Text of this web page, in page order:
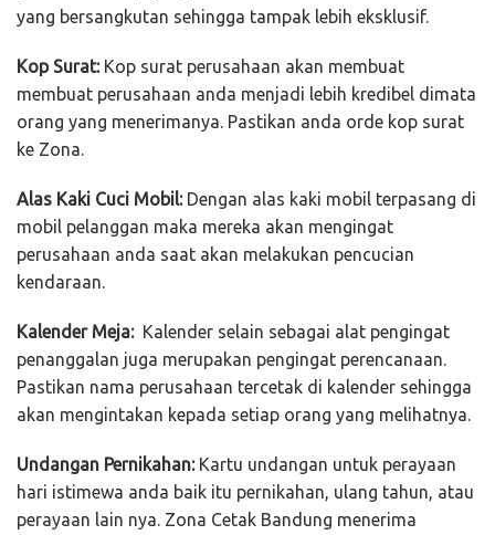
yang bersangkutan sehingga tampak lebih eksklusif.
Kop Surat:Kop surat perusahaan akan membuat
membuat perusahaan anda menjadi lebih kredibel dimata
orang yang menerimanya. Pastikan anda orde kop surat
ke Zona.
Alas Kaki Cuci Mobil:Dengan alas kaki mobil terpasang di
mobil pelanggan maka mereka akan mengingat
perusahaan anda saat akan melakukan pencucian
kendaraan.
Kalender Meja:Kalender selain sebagai alat pengingat
penanggalan juga merupakan pengingat perencanaan.
Pastikan nama perusahaan tercetak di kalender sehingga
akan mengintakan kepada setiap orang yang melihatnya.
Undangan Pernikahan:Kartu undangan untuk perayaan
hari istimewa anda baik itu pernikahan, ulang tahun, atau
perayaan lain nya. Zona Cetak Bandung menerima